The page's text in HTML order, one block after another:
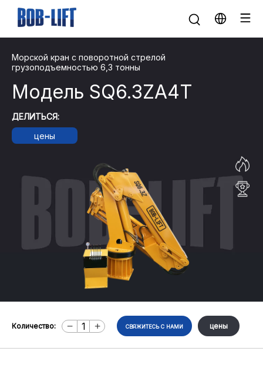
Морской кран с поворотной стрелой
грузоподъемностью 6,3 тонны
Модель SQ6.3ZA4T
ДЕЛИТЬСЯ:
цены
Количество: СВЯЖИТЕСЬ С НАМИ цены